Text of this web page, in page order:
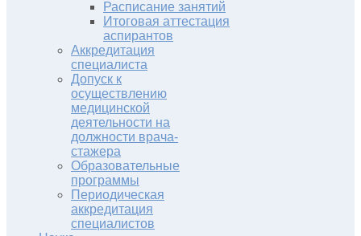
Расписание занятий
Итоговая аттестация
аспирантов
Аккредитация
специалиста
Допуск к
осуществлению
медицинской
деятельности на
должности врача-
стажера
Образовательные
программы
Периодическая
аккредитация
специалистов